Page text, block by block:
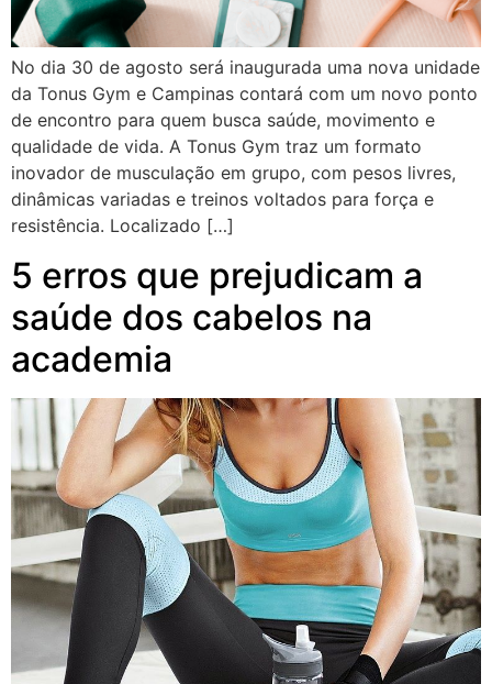
No dia 30 de agosto será inaugurada uma nova unidade
da Tonus Gym e Campinas contará com um novo ponto
de encontro para quem busca saúde, movimento e
qualidade de vida. A Tonus Gym traz um formato
inovador de musculação em grupo, com pesos livres,
dinâmicas variadas e treinos voltados para força e
resistência. Localizado […]
5 erros que prejudicam a
saúde dos cabelos na
academia